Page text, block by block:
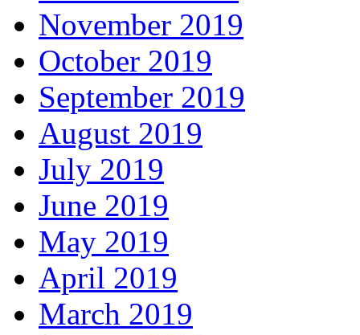
November 2019
October 2019
September 2019
August 2019
July 2019
June 2019
May 2019
April 2019
March 2019